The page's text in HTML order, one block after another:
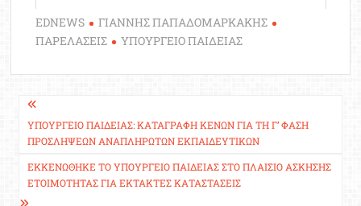
EDNEWS
ΓΙΑΝΝΗΣ ΠΑΠΑΔΟΜΑΡΚΑΚΗΣ
ΠΑΡΕΛΑΣΕΙΣ
ΥΠΟΥΡΓΕΙΟ ΠΑΙΔΕΙΑΣ
Πλοήγηση
άρθρων
ΥΠΟΥΡΓΕΊΟ ΠΑΙΔΕΊΑΣ: ΚΑΤΑΓΡΑΦΉ ΚΕΝΏΝ ΓΙΑ ΤΗ Γ’ ΦΆΣΗ
ΠΡΟΣΛΉΨΕΩΝ ΑΝΑΠΛΗΡΩΤΏΝ ΕΚΠΑΙΔΕΥΤΙΚΏΝ
ΕΚΚΕΝΏΘΗΚΕ ΤΟ ΥΠΟΥΡΓΕΊΟ ΠΑΙΔΕΊΑΣ ΣΤΟ ΠΛΑΊΣΙΟ ΆΣΚΗΣΗΣ
ΕΤΟΙΜΌΤΗΤΑΣ ΓΙΑ ΈΚΤΑΚΤΕΣ ΚΑΤΑΣΤΆΣΕΙΣ